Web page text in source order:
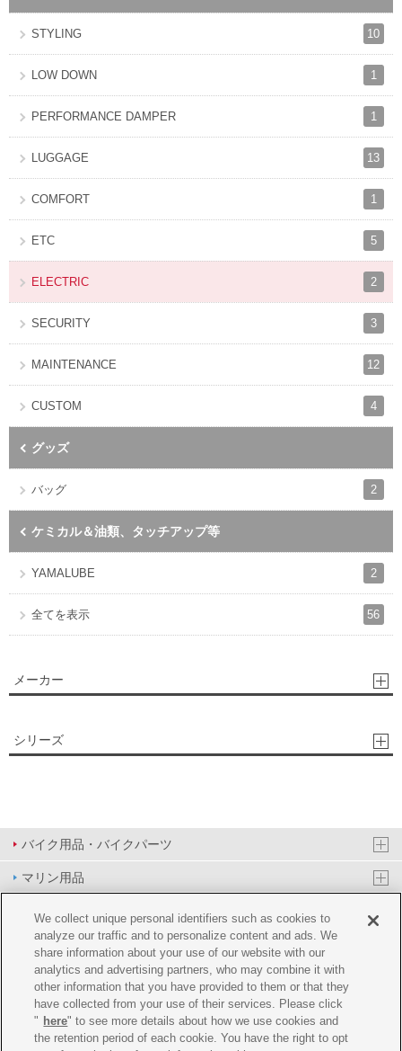
STYLING 10
LOW DOWN 1
PERFORMANCE DAMPER 1
LUGGAGE 13
COMFORT 1
ETC 5
ELECTRIC 2
SECURITY 3
MAINTENANCE 12
CUSTOM 4
グッズ
バッグ 2
ケミカル＆油類、タッチアップ等
YAMALUBE 2
全てを表示 56
メーカー
シリーズ
バイク用品・バイクパーツ
マリン用品
PAS/YPJ用品
その他用品
イベント&エンターテイメント
オンラインショップ
企業情報
We collect unique personal identifiers such as cookies to
analyze our traffic and to personalize content and ads. We
share information about your use of our website with our
analytics and advertising partners, who may combine it with
other information that you have provided to them or that they
have collected from your use of their services. Please click
" here" to see more details about how we use cookies and
the retention period of each cookie. You have the right to opt